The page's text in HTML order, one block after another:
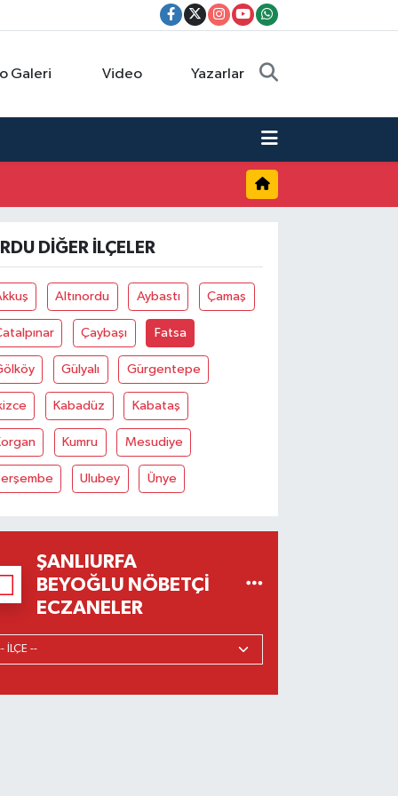
Galeri Video Yazarlar
DIĞER İLÇELER
Altınordu Aybastı Çamaş
Çaybaşı Fatsa
Gülyalı Gürgentepe
Kabadüz Kabataş
Kumru Mesudiye
Ulubey Ünye
ŞANLIURFA
BEYOĞLU NÖBETÇI
ECZANELER